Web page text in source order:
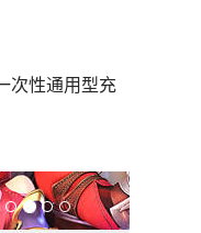
次性通用型充